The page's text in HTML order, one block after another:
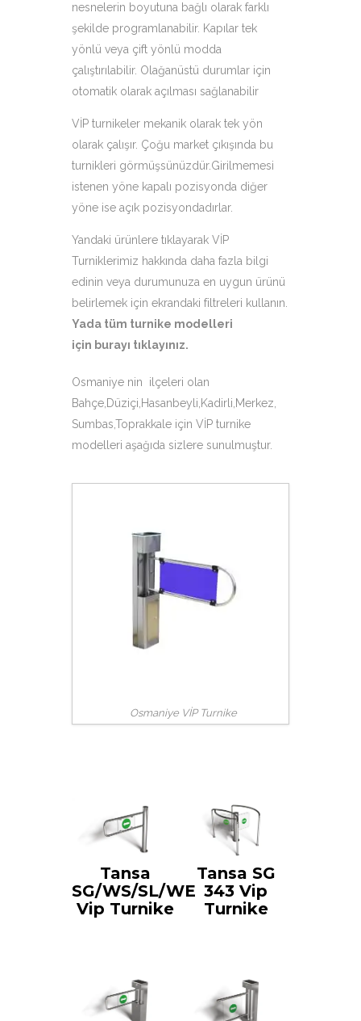
nesnelerin boyutuna bağlı olarak farklı
şekilde programlanabilir. Kapılar tek
yönlü veya çift yönlü modda
çalıştırılabilir. Olağanüstü durumlar için
otomatik olarak açılması sağlanabilir
VİP turnikeler mekanik olarak tek yön
olarak çalışır. Çoğu market çıkışında bu
turnikleri görmüşsünüzdür.Girilmemesi
istenen yöne kapalı pozisyonda diğer
yöne ise açık pozisyondadırlar.
Yandaki ürünlere tıklayarak VİP
Turniklerimiz hakkında daha fazla bilgi
edinin veya durumunuza en uygun ürünü
belirlemek için ekrandaki filtreleri kullanın.
Yada tüm turnike modelleri
için burayı tıklayınız.
Osmaniye nin ilçeleri olan
Bahçe,Düziçi,Hasanbeyli,Kadirli,Merkez,
Sumbas,Toprakkale için VİP turnike
modelleri aşağıda sizlere sunulmuştur.
Osmaniye VİP Turnike
Tansa
SG/WS/SL/WE
Vip Turnike
Tansa SG
343 Vip
Turnike